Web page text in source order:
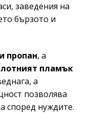
заведения на
бързото и
пропан, а
пламък
а
позволява
според нуждите.